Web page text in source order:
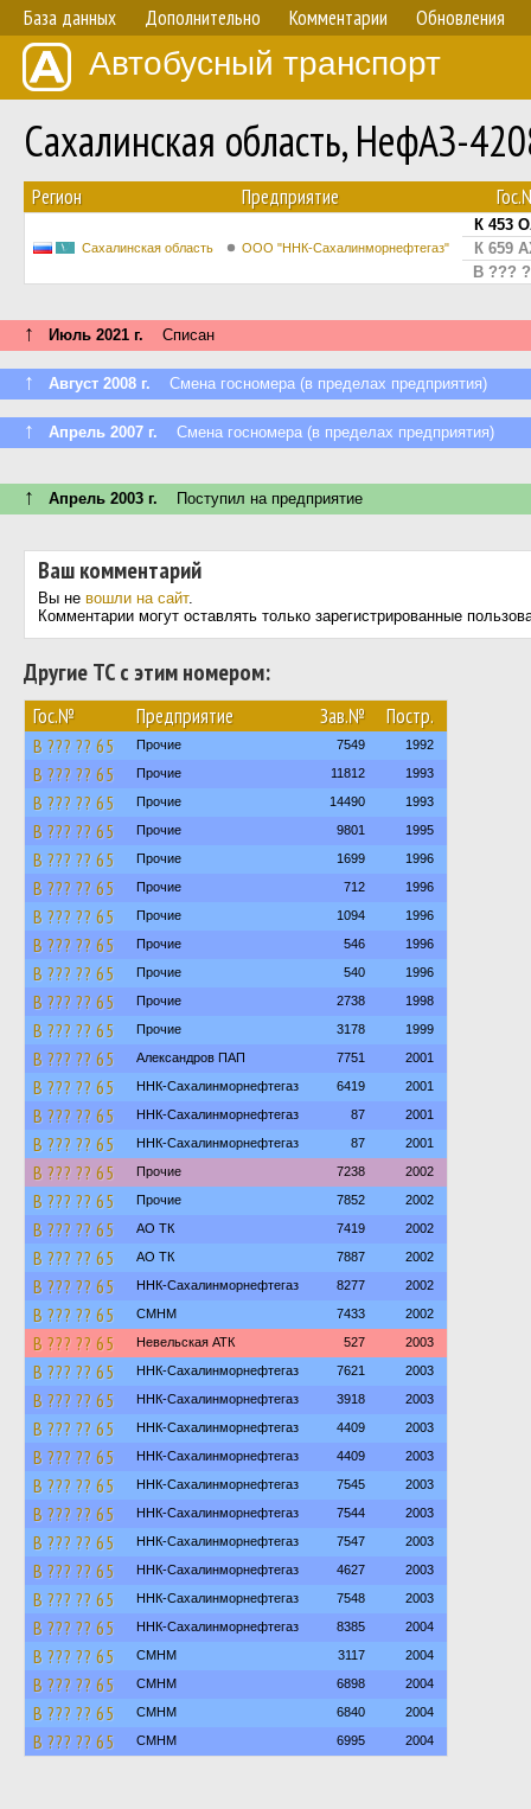
База данных Дополнительно Комментарии Обновления
Автобусный транспорт
Сахалинская область, НефАЗ-
Регион Предприятие
Сахалинская область ООО "ННК-Сахалинморнефтегаз"
К 453
К 659
В ???
↑ Июль 2021 г. Списан
↑ Август 2008 г. Смена госномера (в пределах предприятия)
↑ Апрель 2007 г. Смена госномера (в пределах предприятия)
↑ Апрель 2003 г. Поступил на предприятие
Ваш комментарий
Вы не вошли на сайт.
Комментарии могут оставлять только зарегистрированные
Другие ТС с этим номером:
Гос.№ Предприятие Зав.№ Постр.
В ??? ?? 65 Прочие 7549 1992
В ??? ?? 65 Прочие 11812 1993
В ??? ?? 65 Прочие 14490 1993
В ??? ?? 65 Прочие 9801 1995
В ??? ?? 65 Прочие 1699 1996
В ??? ?? 65 Прочие 712 1996
В ??? ?? 65 Прочие 1094 1996
В ??? ?? 65 Прочие 546 1996
В ??? ?? 65 Прочие 540 1996
В ??? ?? 65 Прочие 2738 1998
В ??? ?? 65 Прочие 3178 1999
В ??? ?? 65 Александров ПАП 7751 2001
В ??? ?? 65 ННК-Сахалинморнефтегаз 6419 2001
В ??? ?? 65 ННК-Сахалинморнефтегаз 87 2001
В ??? ?? 65 ННК-Сахалинморнефтегаз 87 2001
В ??? ?? 65 Прочие 7238 2002
В ??? ?? 65 Прочие 7852 2002
В ??? ?? 65 АО ТК 7419 2002
В ??? ?? 65 АО ТК 7887 2002
В ??? ?? 65 ННК-Сахалинморнефтегаз 8277 2002
В ??? ?? 65 СМНМ 7433 2002
В ??? ?? 65 Невельская АТК 527 2003
В ??? ?? 65 ННК-Сахалинморнефтегаз 7621 2003
В ??? ?? 65 ННК-Сахалинморнефтегаз 3918 2003
В ??? ?? 65 ННК-Сахалинморнефтегаз 4409 2003
В ??? ?? 65 ННК-Сахалинморнефтегаз 4409 2003
В ??? ?? 65 ННК-Сахалинморнефтегаз 7545 2003
В ??? ?? 65 ННК-Сахалинморнефтегаз 7544 2003
В ??? ?? 65 ННК-Сахалинморнефтегаз 7547 2003
В ??? ?? 65 ННК-Сахалинморнефтегаз 4627 2003
В ??? ?? 65 ННК-Сахалинморнефтегаз 7548 2003
В ??? ?? 65 ННК-Сахалинморнефтегаз 8385 2004
В ??? ?? 65 СМНМ 3117 2004
В ??? ?? 65 СМНМ 6898 2004
В ??? ?? 65 СМНМ 6840 2004
В ??? ?? 65 СМНМ 6995 2004